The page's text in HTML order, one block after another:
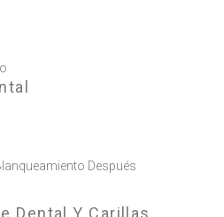
Dental Y Carillas